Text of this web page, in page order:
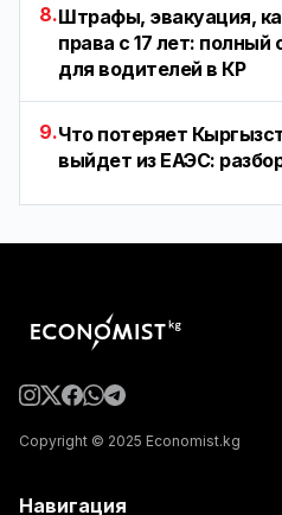
8.Штрафы, эвакуация,
права с 17 лет: полный
для водителей в КР
9.Что потеряет
выйдет из ЕАЭС:
Copyright © 2025 Economist.kg
Навигация